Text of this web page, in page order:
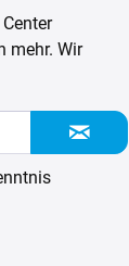
mehr. Wir